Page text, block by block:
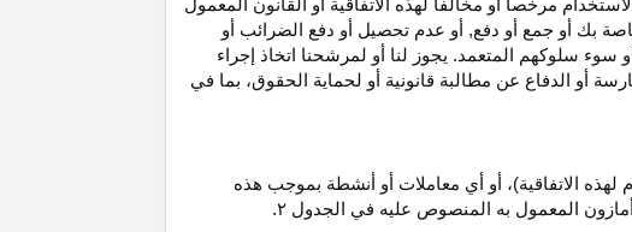
مرخصا أو مخالفا لهذه الاتفاقية أو القانون المعمول
بك أو جمع أو دفع, أو عدم تحصيل أو دفع الضرائب أو
سوء سلوكهم المتعمد. يجوز لنا أو لمرشحنا اتخاذ إجراء
أو الدفاع عن مطالبة قانونية أو لحماية الحقوق، بما في
الاتفاقية)، أو أي معاملات أو أنشطة بموجب هذه
أمازون المعمول به المنصوص عليه في الجدول ۲.